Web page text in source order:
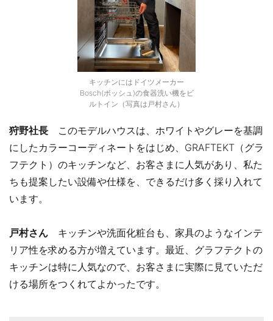
キッチンにはドイツメーカー
Bosch(ボッシュ)の食器洗い機をビ
ルトイン（写真は戸村さん）
狩野社長 このモデルハウスは、ホワイトやグレーを基調
にしたカラーコーディネートをはじめ、GRAFTEKT（グラ
フテクト）のキッチンなど、お客さまに人気があり、私た
ちも提案したい設備や仕様を、できるだけ多く採り入れて
います。
戸村さん キッチンや洗面化粧台も、家具のようなインテ
リア性を求める方が増えています。最近、グラフテクトの
キッチンは特に人気なので、お客さまに実際に見ていただ
ける場所をつくれてよかったです。